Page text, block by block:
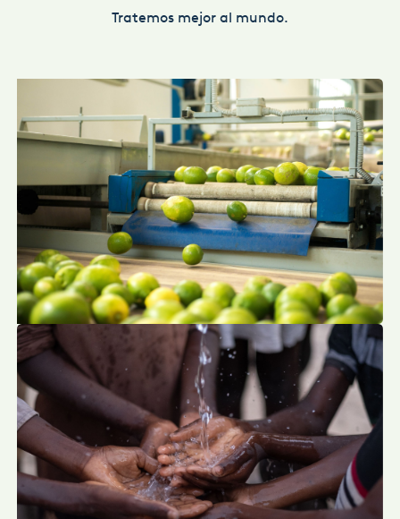
Tratemos mejor al mundo.